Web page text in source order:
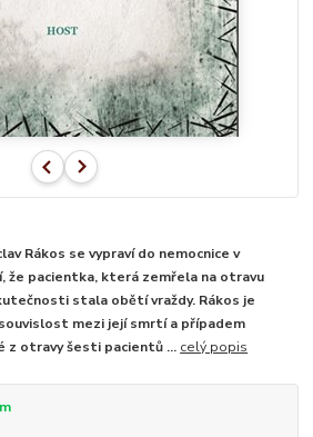
Rákos se vypraví do nemocnice v
že pacientka, která zemřela na otravu
stala obětí vraždy. Rákos je
mezi její smrtí a případem
z otravy šesti pacientů ... celý popis